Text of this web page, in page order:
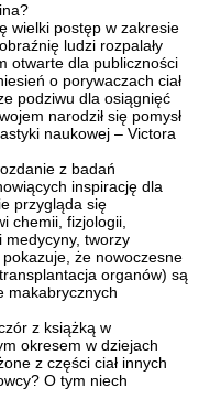
wielki postęp w zakresie
ludzi rozpalały
otwarte dla publiczności
o porywaczach ciał
podziwu dla osiągnięć
narodził się pomysł
naukowej – Victora
z badań
inspirację dla
przygląda się
chemii, fizjologii,
medycyny, tworzy
że nowoczesne
organów) są
makabrycznych
z książką w
okresem w dziejach
z części ciał innych
O tym niech